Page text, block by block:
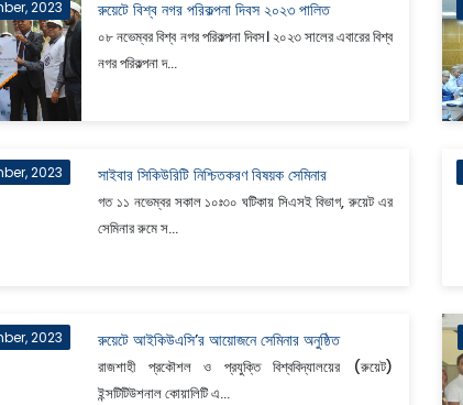
2023 রুয়েটে বিশ্ব নগর পরিকল্পনা দিবস ২০২৩ পালিত
০৮ নভেম্বর বিশ্ব নগর পরিকল্পনা দিবস। ২০২৩ সালের এবারের বিশ্ব
নগর পরিকল্পনা দ...
2023 সাইবার সিকিউরিটি নিশ্চিতকরণ বিষয়ক সেমিনার
গত ১১ নভেম্বর সকাল ১০ঃ৩০ ঘটিকায় সিএসই বিভাগ, রুয়েট এর
সেমিনার রুমে স...
2023 রুয়েটে আইকিউএসি’র আয়োজনে সেমিনার অনুষ্ঠিত
রাজশাহী প্রকৌশল ও প্রযুক্তি বিশ্ববিদ্যালয়ের (রুয়েট)
ইন্সটিটিউশনাল কোয়ালিটি এ...